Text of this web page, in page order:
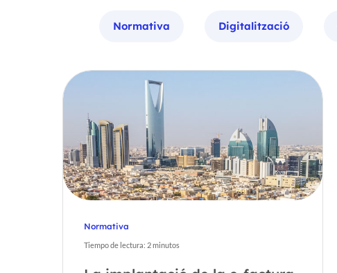
Normativa Digitalització
Normativa
Tiempo de lectura: 2minutos